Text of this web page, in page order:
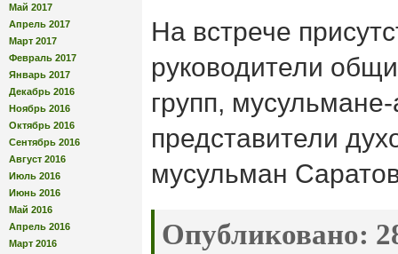
Май 2017
Апрель 2017
Март 2017
Февраль 2017
Январь 2017
Декабрь 2016
Ноябрь 2016
Октябрь 2016
Сентябрь 2016
Август 2016
Июль 2016
Июнь 2016
Май 2016
Апрель 2016
Март 2016
На встрече
руководители
групп,
представители
мусульман
Опубликовано: